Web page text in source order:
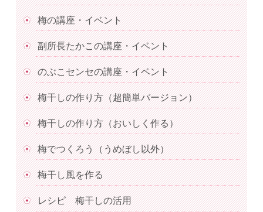
梅の講座・イベント
副所長たかこの講座・イベント
のぶこセンセの講座・イベント
梅干しの作り方（超簡単バージョン）
梅干しの作り方（おいしく作る）
梅でつくろう（うめぼし以外）
梅干し風を作る
レシピ 梅干しの活用